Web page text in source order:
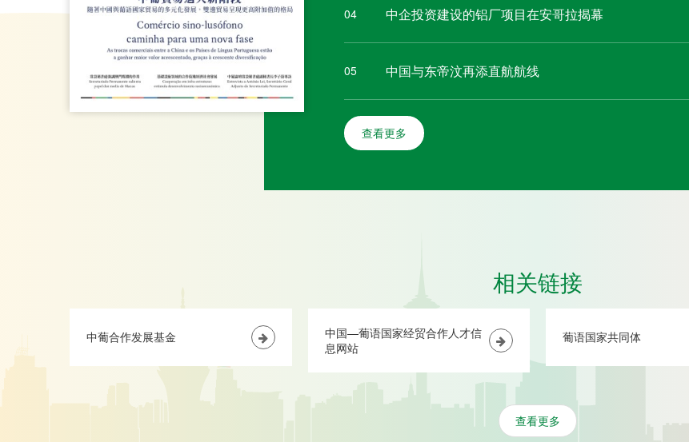
04 中企投资建设的铝厂项目在安哥拉揭幕
05 中国与东帝汶再添直航航线
查看更多
相关链接
中葡合作发展基金
中国—葡语国家经贸合作人才信
息网站
葡语国家共同体
查看更多